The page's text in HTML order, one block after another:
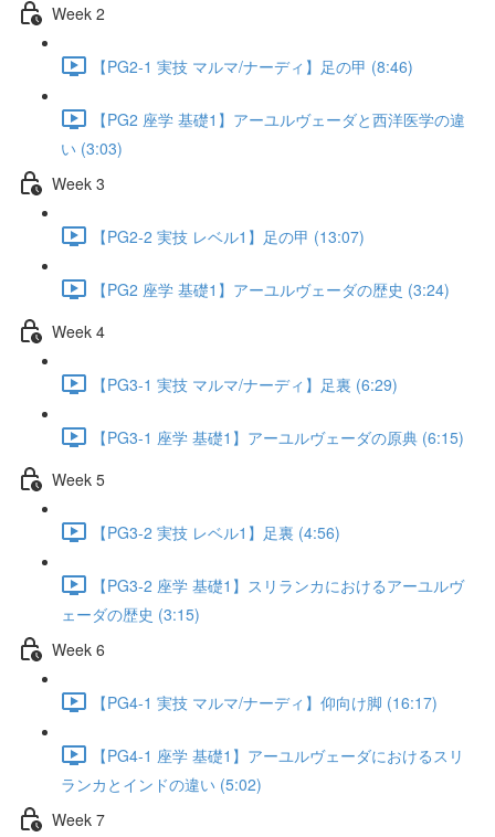
Week 2
【PG2-1 実技 マルマ/ナーディ】足の甲 (8:46)
【PG2 座学 基礎1】アーユルヴェーダと西洋医学の違
い (3:03)
Week 3
【PG2-2 実技 レベル1】足の甲 (13:07)
【PG2 座学 基礎1】アーユルヴェーダの歴史 (3:24)
Week 4
【PG3-1 実技 マルマ/ナーディ】足裏 (6:29)
【PG3-1 座学 基礎1】アーユルヴェーダの原典 (6:15)
Week 5
【PG3-2 実技 レベル1】足裏 (4:56)
【PG3-2 座学 基礎1】スリランカにおけるアーユルヴ
ェーダの歴史 (3:15)
Week 6
【PG4-1 実技 マルマ/ナーディ】仰向け脚 (16:17)
【PG4-1 座学 基礎1】アーユルヴェーダにおけるスリ
ランカとインドの違い (5:02)
Week 7